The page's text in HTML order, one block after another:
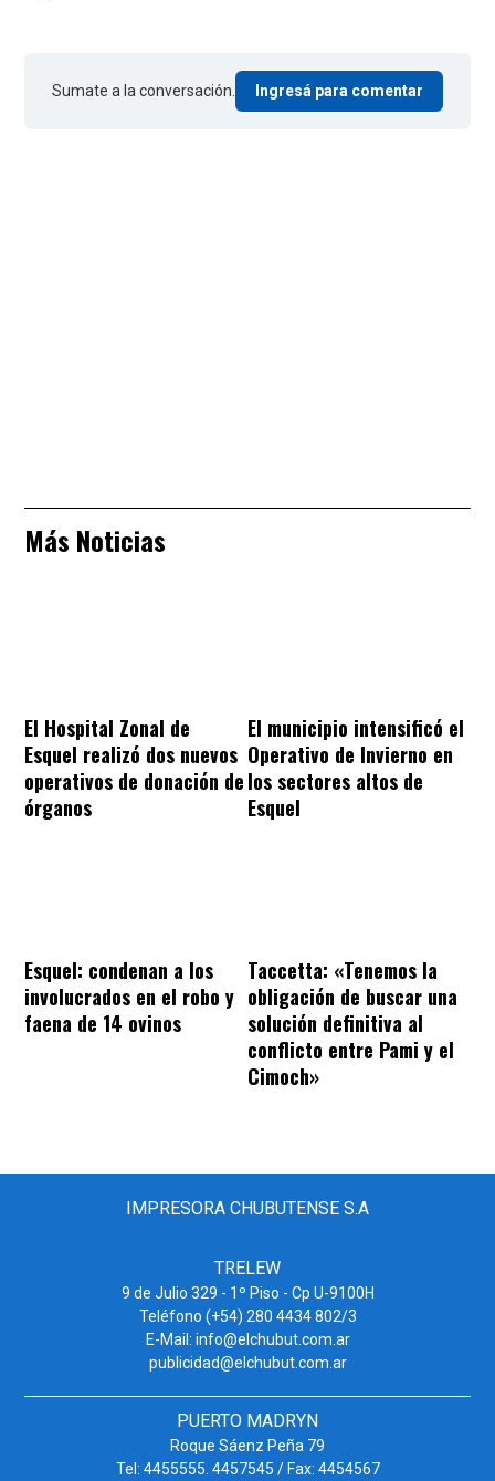
Sumate a la conversación. Ingresá para comentar
Más Noticias
El Hospital Zonal de
Esquel realizó dos nuevos
operativos de donación de
órganos
El municipio intensificó el
Operativo de Invierno en
los sectores altos de
Esquel
Esquel: condenan a los
involucrados en el robo y
faena de 14 ovinos
Taccetta: «Tenemos la
obligación de buscar una
solución definitiva al
conflicto entre Pami y el
Cimoch»
IMPRESORA CHUBUTENSE S.A
TRELEW
9 de Julio 329 - 1º Piso - Cp U-9100H
Teléfono (+54) 280 4434 802/3
E-Mail: info@elchubut.com.ar
publicidad@elchubut.com.ar
PUERTO MADRYN
Roque Sáenz Peña 79
Tel: 4455555. 4457545 / Fax: 4454567